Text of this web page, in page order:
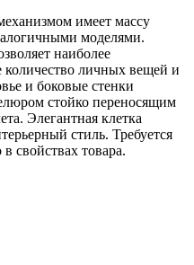
имеет массу
моделями.
наиболее
количество личных вещей и
и боковые стенки
стойко переносящим
Элегантная клетка
стиль. Требуется
свойствах товара.